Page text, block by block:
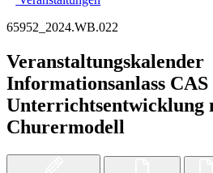
65952_2024.WB.022
Veranstaltungskalender
Informationsanlass CAS
Unterrichtsentwicklung
Churermodell